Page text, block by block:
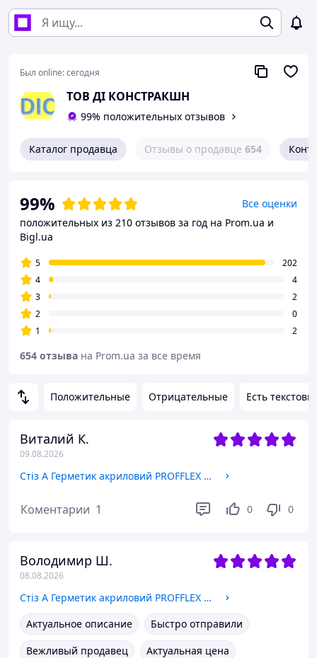
Был online:сегодня
ТОВ ДІ КОНСТРАКШН
99% положительных отзывов
Каталог продавца Отзывы о продавце 654
Положительные Отрицательные Есть
Виталий К.
09.08.2026
Стіз А Герметик акриловий PROFFLEX А 600мл для зовнішнього використання (білий)
Коментарии 1 0 0
Володимир Ш.
08.08.2026
Стіз А Герметик акриловий PROFFLEX А 600мл для зовнішнього використання (білий)
Актуальное описание
Быстро отправили
Вежливый продавец
Актуальная цена
99%
Все оценки
положительных из 210 отзывов за год на Prom.ua и
Bigl.ua
5
202
4
4
3
2
2
0
1
2
654 отзыва на Prom.ua за все время